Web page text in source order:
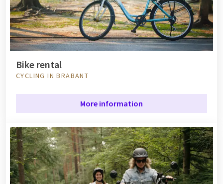
Bike rental
CYCLING IN BRABANT
More information